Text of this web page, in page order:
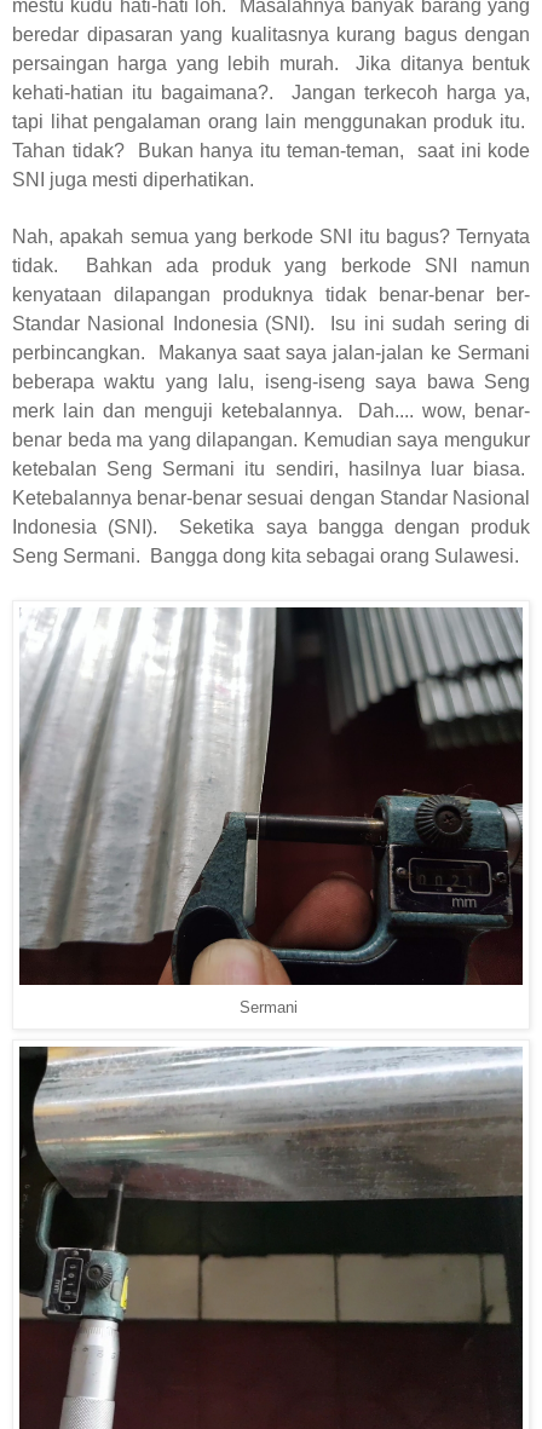
mestu kudu hati-hati loh.
Masalahnya banyak barang yang
beredar dipasaran yang kualitasnya kurang bagus dengan
persaingan harga yang lebih murah.
Jika ditanya bentuk
kehati-hatian itu bagaimana?.
Jangan terkecoh harga ya,
tapi lihat pengalaman orang lain menggunakan produk itu.
Tahan tidak?
Bukan hanya itu teman-teman,
saat ini kode
SNI juga mesti diperhatikan.
Nah, apakah semua yang berkode SNI itu bagus? Ternyata
tidak.
Bahkan ada produk yang berkode SNI namun
kenyataan dilapangan produknya tidak benar-benar ber-
Standar Nasional Indonesia (SNI).
Isu ini sudah sering di
perbincangkan.
Makanya saat saya jalan-jalan ke Sermani
beberapa waktu yang lalu, iseng-iseng saya bawa Seng
merk lain dan menguji ketebalannya.
Dah.... wow, benar-
benar beda ma yang dilapangan. Kemudian saya mengukur
ketebalan Seng Sermani itu sendiri, hasilnya luar biasa.
Ketebalannya benar-benar sesuai dengan Standar Nasional
Indonesia (SNI).
Seketika saya bangga dengan produk
Seng Sermani.
Bangga dong kita sebagai orang Sulawesi.
Sermani